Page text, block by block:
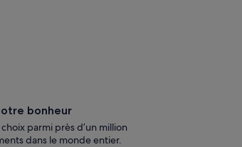
bonheur
parmi près d’un million
dans le monde entier.